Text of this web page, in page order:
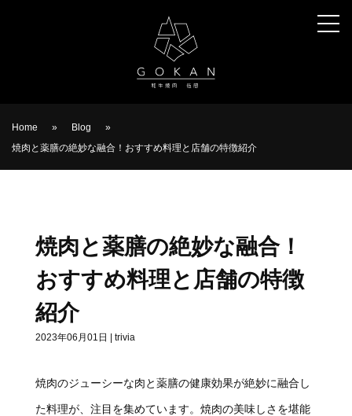
Home » Blog
»
焼肉と薬膳の絶妙な融合！おすすめ料理と店舗の特徴紹介
焼肉と薬膳の絶妙な融合！
おすすめ料理と店舗の特徴
紹介
2023年06月01日 trivia
焼肉のジューシーな肉と薬膳の健康効果が絶妙に融合し
た料理が、注目を集めています。焼肉の美味しさを堪能